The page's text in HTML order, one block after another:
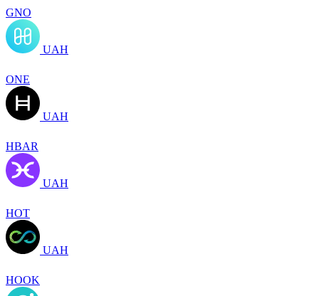
GNO
UAH
ONE
UAH
HBAR
UAH
HOT
UAH
HOOK